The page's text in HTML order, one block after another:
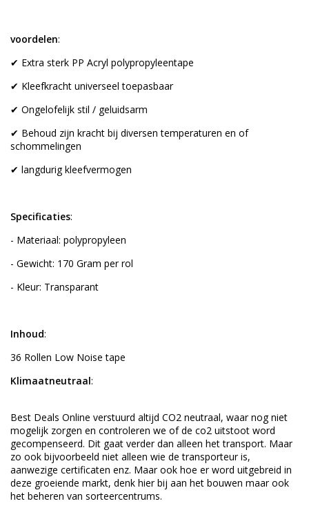
voordelen:
✔ Extra sterk PP Acryl polypropyleentape
✔ Kleefkracht universeel toepasbaar
✔ Ongelofelijk stil / geluidsarm
✔ Behoud zijn kracht bij diversen temperaturen en of
schommelingen
✔ langdurig kleefvermogen
Specificaties:
- Materiaal: polypropyleen
- Gewicht: 170 Gram per rol
- Kleur: Transparant
Inhoud:
36 Rollen Low Noise tape
Klimaatneutraal:
Best Deals Online verstuurd altijd CO2 neutraal, waar nog niet
mogelijk zorgen en controleren we of de co2 uitstoot word
gecompenseerd. Dit gaat verder dan alleen het transport. Maar
zo ook bijvoorbeeld niet alleen wie de transporteur is,
aanwezige certificaten enz. Maar ook hoe er word uitgebreid in
deze groeiende markt, denk hier bij aan het bouwen maar ook
het beheren van sorteercentrums.